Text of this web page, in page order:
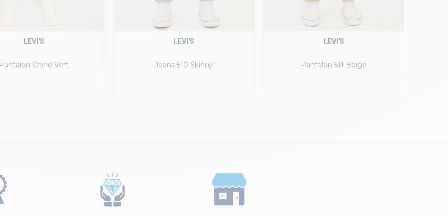
Pantalon Chino Vert
LEVI'S
Jeans 510 Skinny
LEVI'S
Pantalon 511 Beige
LEVI'S